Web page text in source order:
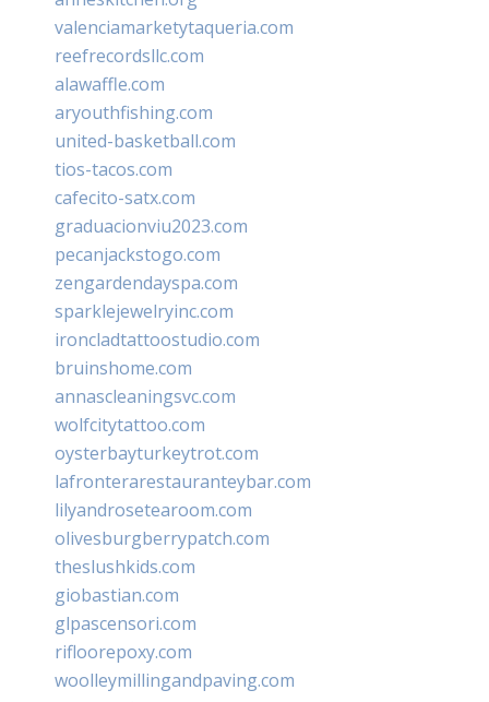
valenciamarketytaqueria.com
reefrecordsllc.com
alawaffle.com
aryouthfishing.com
united-basketball.com
tios-tacos.com
cafecito-satx.com
graduacionviu2023.com
pecanjackstogo.com
zengardendayspa.com
sparklejewelryinc.com
ironcladtattoostudio.com
bruinshome.com
annascleaningsvc.com
wolfcitytattoo.com
oysterbayturkeytrot.com
lafronterarestauranteybar.com
lilyandrosetearoom.com
olivesburgberrypatch.com
theslushkids.com
giobastian.com
glpascensori.com
rifloorepoxy.com
woolleymillingandpaving.com